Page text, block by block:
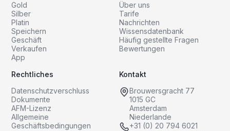
Gold
Silber
Platin
Speichern
Geschäft
Verkaufen
App
Über uns
Tarife
Nachrichten
Wissensdatenbank
Häufig gestellte Fragen
Bewertungen
Rechtliches
Datenschutzverschluss
Dokumente
AFM-Lizenz
Allgemeine
Geschäftsbedingungen
Kontakt
Brouwersgracht 77
1015 GC
Amsterdam
Niederlande
+31 (0) 20 794 6021